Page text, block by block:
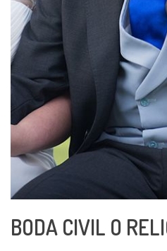
BODA CIVIL O